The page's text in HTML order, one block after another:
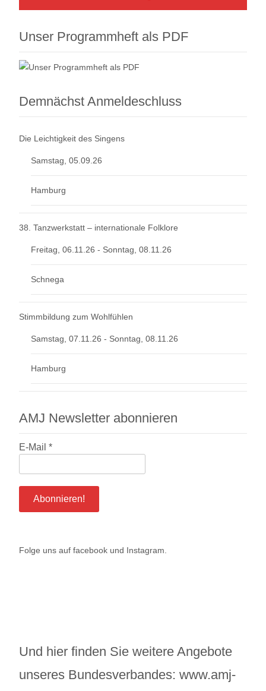
Unser Programmheft als PDF
Demnächst Anmeldeschluss
Die Leichtigkeit des Singens
Samstag, 05.09.26
Hamburg
38. Tanzwerkstatt – internationale Folklore
Freitag, 06.11.26 - Sonntag, 08.11.26
Schnega
Stimmbildung zum Wohlfühlen
Samstag, 07.11.26 - Sonntag, 08.11.26
Hamburg
AMJ Newsletter abonnieren
E-Mail *
Folge uns auf facebook und Instagram
Und hier finden Sie weitere Angebote
unseres Bundesverbandes: www.amj-